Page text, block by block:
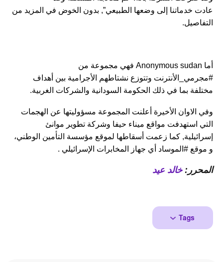
عادت خدماتنا إلى وضعها الطبيعي”, بدون الخوض في المزيد من
التفاصيل.
أما Anonymous sudan فهي مجموعة من
#مجرمي_الأنترنت وتتوزع نشتاطهم الأجرامية بين أهداف
مختلفة بما في ذلك الحكومة السودانية والشركات الغربية.
وفي الاوان الأخيرة أعلنت المجموعة مسؤوليتها عن الهجمات
التي استهدفت مواقع ميناء حيفا وشركة تطوير موانئ
إسرائيلية, كما زعمت أسقاطها لموقع مؤسسة التأمين الوطني،
و موقع #الموساد أي جهاز المخابرات الإسرائيلي .
المحرر:خالد عيد
Tags